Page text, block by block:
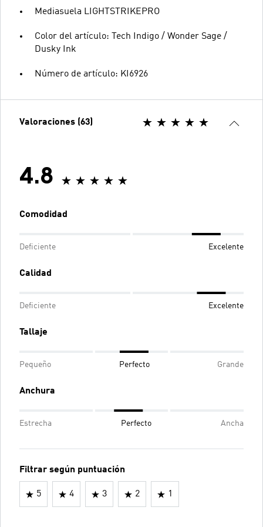
Mediasuela LIGHTSTRIKEPRO
Color del artículo: Tech Indigo / Wonder Sage /
Dusky Ink
Número de artículo: KI6926
Valoraciones (63)
4.8
Comodidad
Deficiente Excelente
Calidad
Deficiente Excelente
Tallaje
Pequeño Perfecto Grande
Anchura
Estrecha Perfecto Ancha
Filtrar según puntuación
5 4 3 2 1